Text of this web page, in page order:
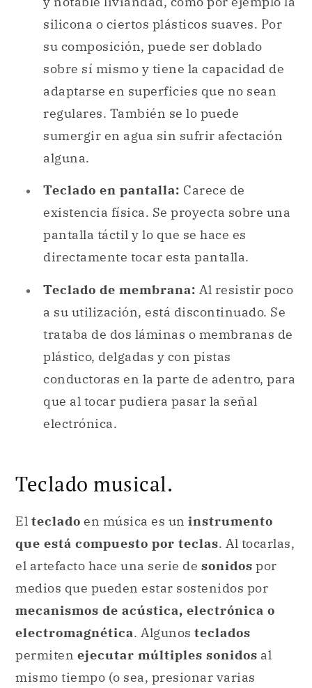
silicona o ciertos plásticos suaves. Por
su composición, puede ser doblado
sobre sí mismo y tiene la capacidad de
adaptarse en superficies que no sean
regulares. También se lo puede
sumergir en agua sin sufrir afectación
alguna.
Teclado en pantalla: Carece de
existencia física. Se proyecta sobre una
pantalla táctil y lo que se hace es
directamente tocar esta pantalla.
Teclado de membrana: Al resistir poco
a su utilización, está discontinuado. Se
trataba de dos láminas o membranas de
plástico, delgadas y con pistas
conductoras en la parte de adentro, para
que al tocar pudiera pasar la señal
electrónica.
Teclado musical.
El teclado en música es un instrumento
que está compuesto por teclas. Al tocarlas,
el artefacto hace una serie de sonidos por
medios que pueden estar sostenidos por
mecanismos de acústica, electrónica o
electromagnética. Algunos teclados
permiten ejecutar múltiples sonidos al
mismo tiempo (o sea, presionar varias